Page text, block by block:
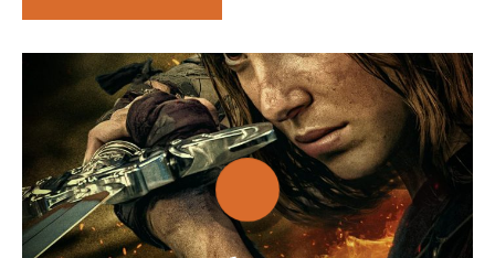
Thể loại phim
Phim kinh dị
Hài hước
Hoạt hình